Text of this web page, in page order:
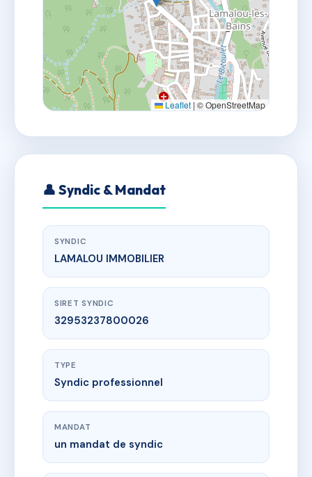
Leaflet | © OpenStreetMap
👤 Syndic & Mandat
SYNDIC
LAMALOU IMMOBILIER
SIRET SYNDIC
32953237800026
TYPE
Syndic professionnel
MANDAT
un mandat de syndic